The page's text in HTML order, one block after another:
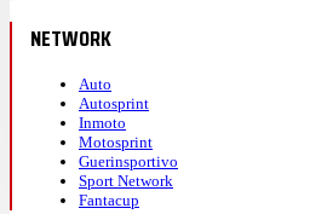
NETWORK
Auto
Autosprint
Inmoto
Motosprint
Guerinsportivo
Sport Network
Fantacup